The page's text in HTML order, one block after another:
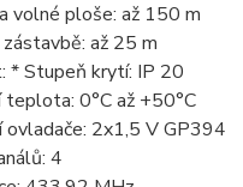
volné ploše: až 150 m
až 25 m
* Stupeň krytí: IP 20
teplota: 0°C až +50°C
ovladače: 2x1,5 V GP394
4